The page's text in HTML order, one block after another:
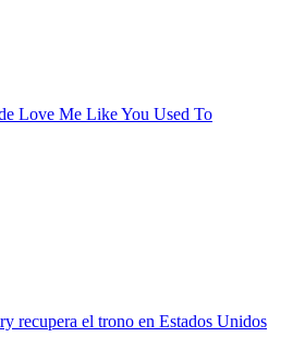
Love Me Like You Used To
recupera el trono en Estados Unidos